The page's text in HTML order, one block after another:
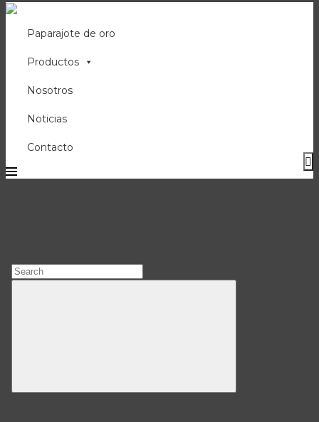
Paparajote de oro
Productos
Nosotros
Noticias
Contacto
Search